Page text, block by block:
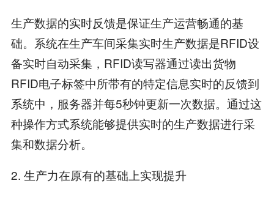
生产数据的实时反馈是保证生产运营畅通的基
础。系统在生产车间采集实时生产数据是RFID设
备实时自动采集，RFID读写器通过读出货物
RFID电子标签中所带有的特定信息实时的反馈到
系统中，服务器并每5秒钟更新一次数据。通过这
种操作方式系统能够提供实时的生产数据进行采
集和数据分析。
2. 生产力在原有的基础上实现提升